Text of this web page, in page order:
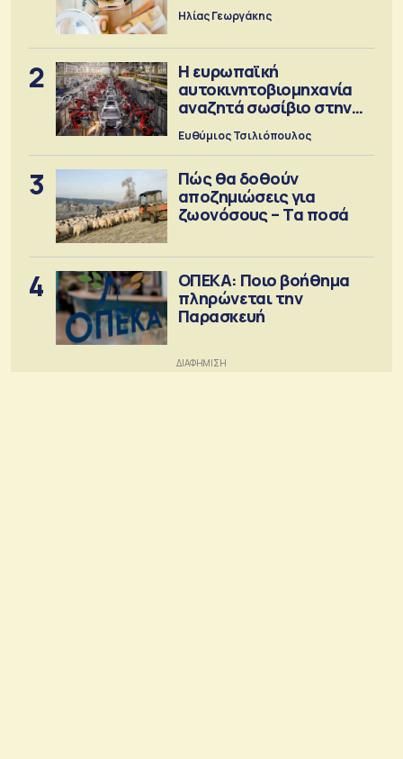
Ηλίας Γεωργάκης
2
Η ευρωπαϊκή
αυτοκινητοβιομηχανία
αναζητά σωσίβιο στην
Κίνα
Ευθύμιος Τσιλιόπουλος
3
Πώς θα δοθούν
αποζημιώσεις για
ζωονόσους – Τα ποσά
4
ΟΠΕΚΑ: Ποιο βοήθημα
πληρώνεται την
Παρασκευή